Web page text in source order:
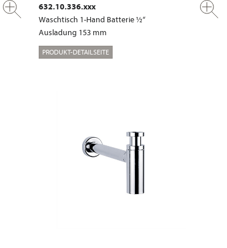
632.10.336.xxx
Waschtisch 1-Hand Batterie ½“
Ausladung 153 mm
PRODUKT-DETAILSEITE